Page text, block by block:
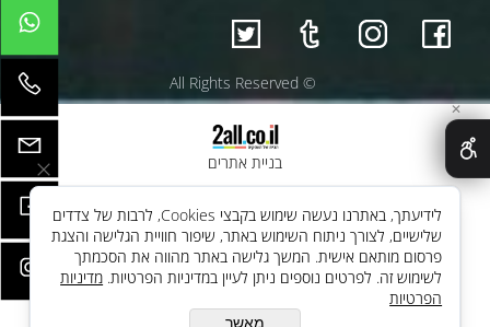
© All Rights Reserved
בניית אתרים
✕
לידיעתך, באתרנו נעשה שימוש בקבצי Cookies, לרבות של צדדים
שלישיים, לצורך ניתוח השימוש באתר, שיפור חוויית הגלישה והצגת
פרסום מותאם אישית. המשך גלישה באתר מהווה את הסכמתך
לשימוש זה. לפרטים נוספים ניתן לעיין במדיניות הפרטיות. מדיניות
הפרטיות
מאשר